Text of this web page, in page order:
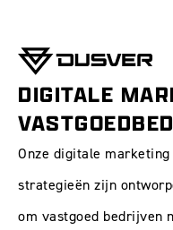
DIGITALE
Onze digitale marketing
strategieën zijn
om vastgoed bedrijven